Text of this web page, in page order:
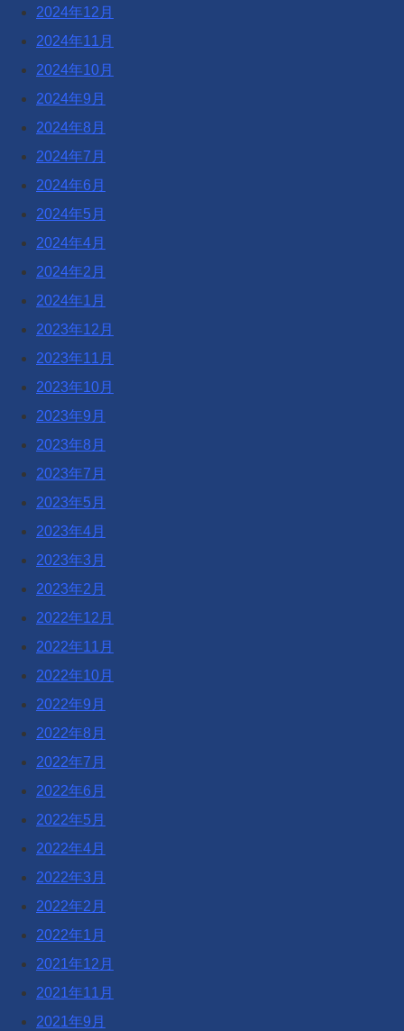
2024年12月
2024年11月
2024年10月
2024年9月
2024年8月
2024年7月
2024年6月
2024年5月
2024年4月
2024年2月
2024年1月
2023年12月
2023年11月
2023年10月
2023年9月
2023年8月
2023年7月
2023年5月
2023年4月
2023年3月
2023年2月
2022年12月
2022年11月
2022年10月
2022年9月
2022年8月
2022年7月
2022年6月
2022年5月
2022年4月
2022年3月
2022年2月
2022年1月
2021年12月
2021年11月
2021年9月